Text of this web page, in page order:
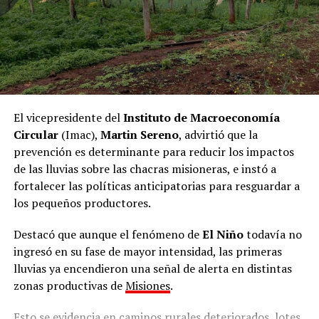
para avanzar en políticas públicas más eficientes y con
mayor alcance.
En representación de Misiones, estuvieron presentes el
ministro de Gobierno de la provincia,Marcelo Pérezy
la presidenta del Superior Tribunal de Justicia de
ministros, secretarios, subsecretarios y representantes
de las áreas de Justicia de todas las provincias
argentinas y de la Ciudad Autónoma de Buenos Aires.
Durante la apertura se realizó la presentación
institucional del Cofejus y de las principales líneas de
Nación. Posteriormente, se llevó adelante la elección de
las nuevas autoridades del Consejo, seguida por el inicio
de las mesas de trabajo.
El vicepresidente delInstituto de Macroeconomía
Circular(Imac), Martin Sereno, advirtió que la
prevención es determinante para reducir los impactos
de las lluvias sobre las chacras misioneras, e instó a
fortalecer las políticas anticipatorias para resguardar a
los pequeños productores.
Destacó que aunque el fenómeno deEl Niñotodavía no
ingresó en su fase de mayor intensidad, las primeras
lluvias ya encendieron una señal de alerta en distintas
zonas productivas deMisiones.